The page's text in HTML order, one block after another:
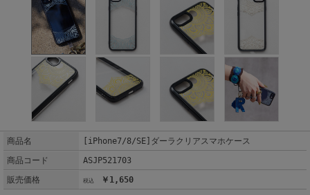
商品名
[iPhone7/8/SE]ダーラクリアスマホケース
商品コード
ASJP521703
販売価格
￥1,650